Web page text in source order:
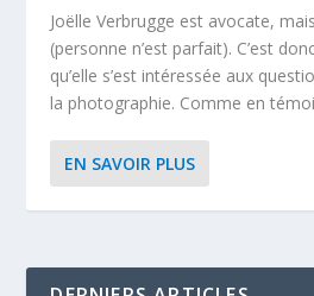
Joëlle Verbrugge est avocate,
(personne n’est parfait). C’est
qu’elle s’est intéressée aux
la photographie. Comme en
EN SAVOIR PLUS